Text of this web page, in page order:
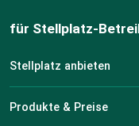
für Stellplatz-
Stellplatz anbieten
Produkte & Preise